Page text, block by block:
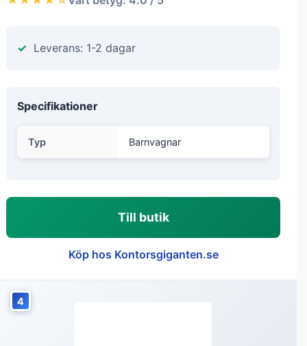
Leverans: 1-2 dagar
Specifikationer
Typ Barnvagnar
Till butik
Köp hos Kontorsgiganten.se
4